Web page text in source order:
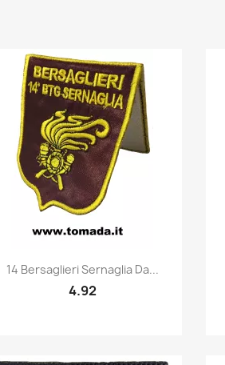
Quick view
14 Bersaglieri Sernaglia Da...
4.92